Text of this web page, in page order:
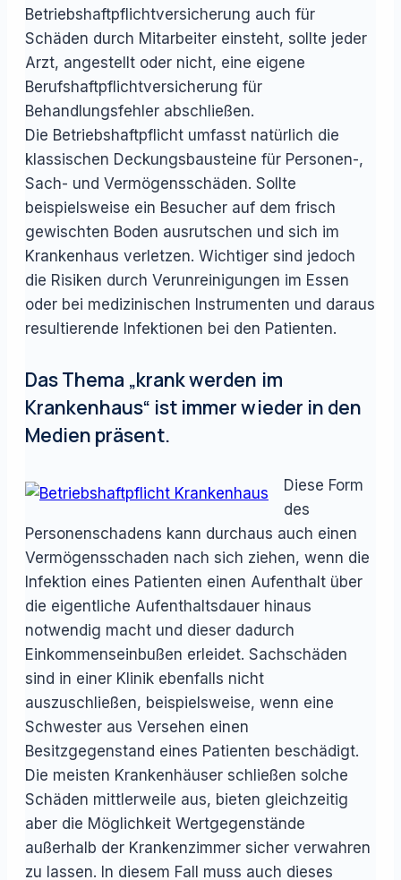
Betriebshaftpflichtversicherung auch für
Schäden durch Mitarbeiter einsteht, sollte jeder
Arzt, angestellt oder nicht, eine eigene
Berufshaftpflichtversicherung für
Behandlungsfehler abschließen.
Die Betriebshaftpflicht umfasst natürlich die
klassischen Deckungsbausteine für Personen-,
Sach- und Vermögensschäden. Sollte
beispielsweise ein Besucher auf dem frisch
gewischten Boden ausrutschen und sich im
Krankenhaus verletzen. Wichtiger sind jedoch
die Risiken durch Verunreinigungen im Essen
oder bei medizinischen Instrumenten und daraus
resultierende Infektionen bei den Patienten.
Das Thema „krank werden im
Krankenhaus“ ist immer wieder in den
Medien präsent.
Diese Form
des
Personenschadens kann durchaus auch einen
Vermögensschaden nach sich ziehen, wenn die
Infektion eines Patienten einen Aufenthalt über
die eigentliche Aufenthaltsdauer hinaus
notwendig macht und dieser dadurch
Einkommenseinbußen erleidet. Sachschäden
sind in einer Klinik ebenfalls nicht
auszuschließen, beispielsweise, wenn eine
Schwester aus Versehen einen
Besitzgegenstand eines Patienten beschädigt.
Die meisten Krankenhäuser schließen solche
Schäden mittlerweile aus, bieten gleichzeitig
aber die Möglichkeit Wertgegenstände
außerhalb der Krankenzimmer sicher verwahren
zu lassen. In diesem Fall muss auch dieses